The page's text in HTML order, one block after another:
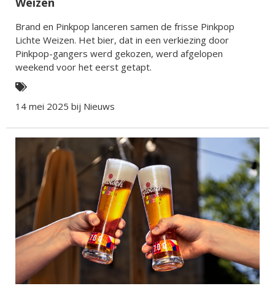
Brand en Pinkpop lanceren samen de frisse Pinkpop
Lichte Weizen. Het bier, dat in een verkiezing door
Pinkpop-gangers werd gekozen, werd afgelopen
weekend voor het eerst getapt.
14 mei 2025 bij Nieuws